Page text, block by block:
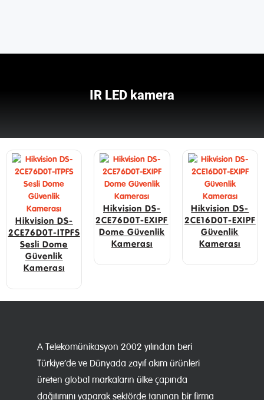
IR LED kamera
Hikvision DS-
2CE76D0T-ITPFS
Sesli Dome
Güvenlik
Kamerası
Hikvision DS-
2CE76D0T-EXIPF
Dome Güvenlik
Kamerası
Hikvision DS-
2CE16D0T-EXIPF
Güvenlik
Kamerası
A Telekomünikasyon 2002 yılından beri
Türkiye’de ve Dünyada zayıf akım ürünleri
üreten global markaların ülke çapında
dağıtımını yaparak sektörde tanınan bir firma